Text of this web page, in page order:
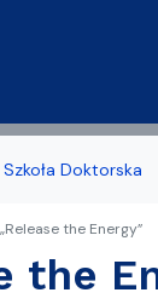
Szkoła Doktorska
the Energy”
the